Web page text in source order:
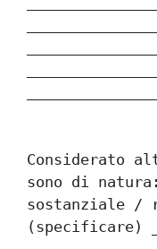
Considerato
sono di
sostanziale /
(specificare)